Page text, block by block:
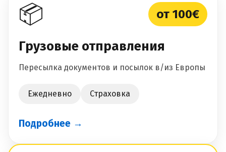
📦 от 100€
Грузовые отправления
Пересылка документов и посылок в/из Европы
Ежедневно Страховка
Подробнее →